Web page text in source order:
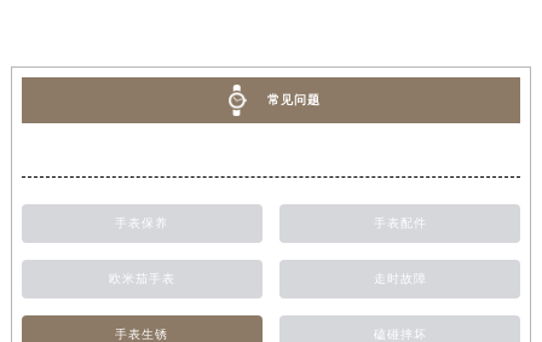
常见问题
手表保养 手表配件
欧米茄手表 走时故障
手表生锈 磕碰摔坏